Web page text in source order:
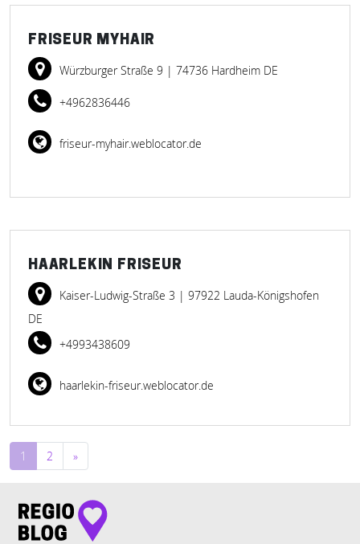
FRISEUR MYHAIR
Würzburger Straße 9 | 74736 Hardheim DE
+4962836446
friseur-myhair.weblocator.de
HAARLEKIN FRISEUR
Kaiser-Ludwig-Straße 3 | 97922 Lauda-Königshofen
DE
+4993438609
haarlekin-friseur.weblocator.de
Beitragsnavigation
1 2 »